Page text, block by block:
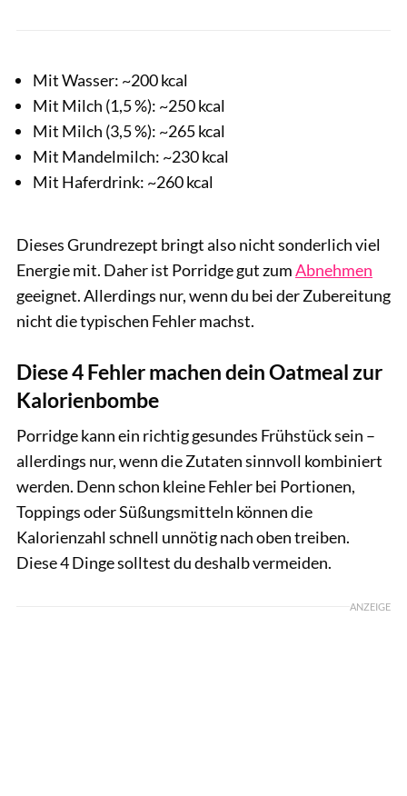
Mit Wasser: ~200 kcal
Mit Milch (1,5 %): ~250 kcal
Mit Milch (3,5 %): ~265 kcal
Mit Mandelmilch: ~230 kcal
Mit Haferdrink: ~260 kcal
Dieses Grundrezept bringt also nicht sonderlich viel
Energie mit. Daher ist Porridge gut zumAbnehmen
geeignet. Allerdings nur, wenn du bei der Zubereitung
nicht die typischen Fehler machst.
Diese 4 Fehler machen dein Oatmeal zur
Kalorienbombe
Porridge kann ein richtig gesundes Frühstück sein –
allerdings nur, wenn die Zutaten sinnvoll kombiniert
werden. Denn schon kleine Fehler bei Portionen,
Toppings oder Süßungsmitteln können die
Kalorienzahl schnell unnötig nach oben treiben.
Diese 4 Dinge solltest du deshalb vermeiden.
ANZEIGE